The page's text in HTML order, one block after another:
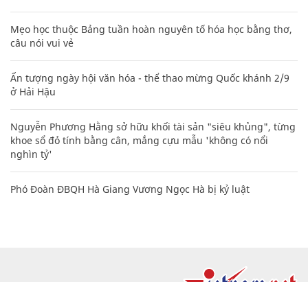
Mẹo học thuộc Bảng tuần hoàn nguyên tố hóa học bằng thơ,
câu nói vui vẻ
Ấn tượng ngày hội văn hóa - thể thao mừng Quốc khánh 2/9
ở Hải Hậu
Nguyễn Phương Hằng sở hữu khối tài sản "siêu khủng", từng
khoe sổ đỏ tính bằng cân, mắng cựu mẫu 'không có nổi
nghìn tỷ'
Phó Đoàn ĐBQH Hà Giang Vương Ngọc Hà bị kỷ luật